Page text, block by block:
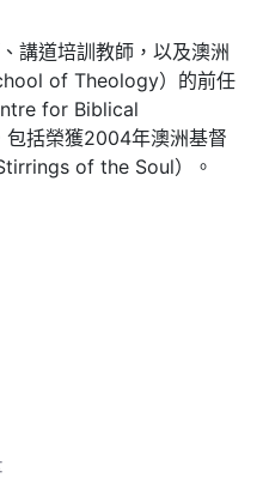
講道培訓教師，以及澳洲
of Theology）的前任
for Biblical
括榮獲2004年澳洲基督
of the Soul）。